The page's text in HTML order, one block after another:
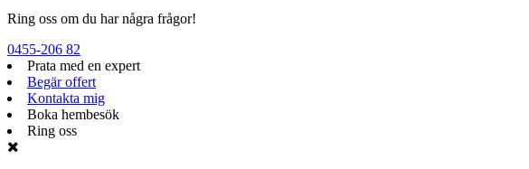
Ring oss om du har några frågor!
0455-206 82
Prata med en expert
Begär offert
Kontakta mig
Boka hembesök
Ring oss